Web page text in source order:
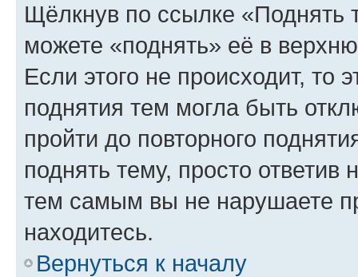
Щёлкнув по ссылке «Поднять
можете «поднять» её в
Если этого не происходит, то
поднятия тем могла быть
пройти до повторного
поднять тему, просто ответив
тем самым вы не нарушаете
находитесь.
Вернуться к началу